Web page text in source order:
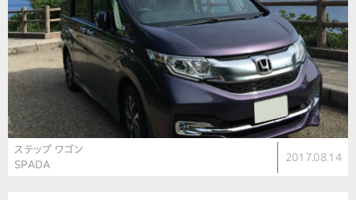
ステップ ワゴン
SPADA
2017.08.14